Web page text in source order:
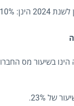
45%, 47%).
בשיעור מס